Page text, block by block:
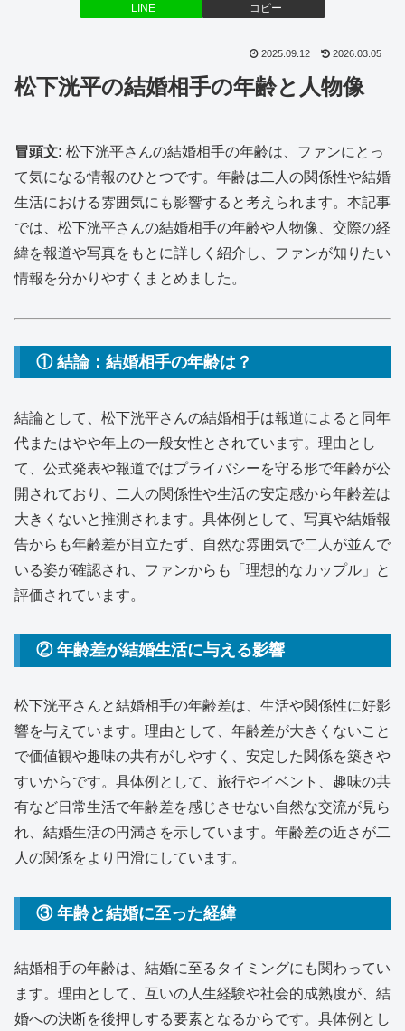
LINE コピー
2025.09.12 2026.03.05
松下洸平の結婚相手の年齢と人物像
冒頭文: 松下洸平さんの結婚相手の年齢は、ファンにとっ
て気になる情報のひとつです。年齢は二人の関係性や結婚
生活における雰囲気にも影響すると考えられます。本記事
では、松下洸平さんの結婚相手の年齢や人物像、交際の経
緯を報道や写真をもとに詳しく紹介し、ファンが知りたい
情報を分かりやすくまとめました。
① 結論：結婚相手の年齢は？
結論として、松下洸平さんの結婚相手は報道によると同年
代またはやや年上の一般女性とされています。理由とし
て、公式発表や報道ではプライバシーを守る形で年齢が公
開されており、二人の関係性や生活の安定感から年齢差は
大きくないと推測されます。具体例として、写真や結婚報
告からも年齢差が目立たず、自然な雰囲気で二人が並んで
いる姿が確認され、ファンからも「理想的なカップル」と
評価されています。
② 年齢差が結婚生活に与える影響
松下洸平さんと結婚相手の年齢差は、生活や関係性に好影
響を与えています。理由として、年齢差が大きくないこと
で価値観や趣味の共有がしやすく、安定した関係を築きや
すいからです。具体例として、旅行やイベント、趣味の共
有など日常生活で年齢差を感じさせない自然な交流が見ら
れ、結婚生活の円満さを示しています。年齢差の近さが二
人の関係をより円滑にしています。
③ 年齢と結婚に至った経緯
結婚相手の年齢は、結婚に至るタイミングにも関わってい
ます。理由として、互いの人生経験や社会的成熟度が、結
婚への決断を後押しする要素となるからです。具体例とし